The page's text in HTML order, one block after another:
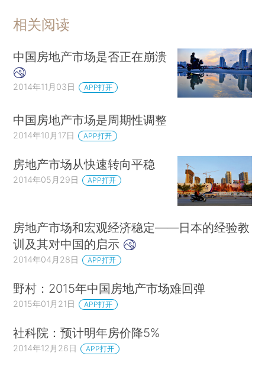
相关阅读
中国房地产市场是否正在崩溃
2014年11月03日 APP打开
中国房地产市场是周期性调整
2014年10月17日 APP打开
房地产市场从快速转向平稳
2014年05月29日 APP打开
房地产市场和宏观经济稳定——日本的经验教
训及其对中国的启示
2014年04月28日 APP打开
野村：2015年中国房地产市场难回弹
2015年01月21日 APP打开
社科院：预计明年房价降5%
2014年12月26日 APP打开